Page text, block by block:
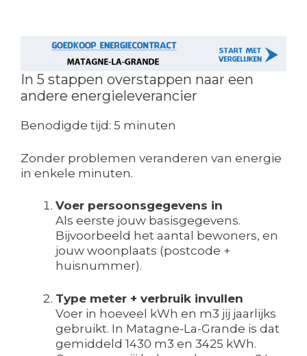
In 5 stappen overstappen naar een
andere energieleverancier
Benodigde tijd: 5 minuten
Zonder problemen veranderen van energie
in enkele minuten.
Voer persoonsgegevens in
Als eerste jouw basisgegevens.
Bijvoorbeeld het aantal bewoners, en
jouw woonplaats (postcode +
huisnummer).
Type meter + verbruik invullen
Voer in hoeveel kWh en m3 jij jaarlijks
gebruikt. In Matagne-La-Grande is dat
gemiddeld 1430 m3 en 3425 kWh.